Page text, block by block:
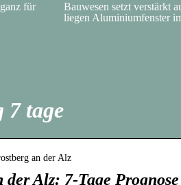
für
Bauwesen setzt verstärkt
liegen Aluminiumfenster
7 tage
an der Alz
der Alz: 7-Tage Prognose